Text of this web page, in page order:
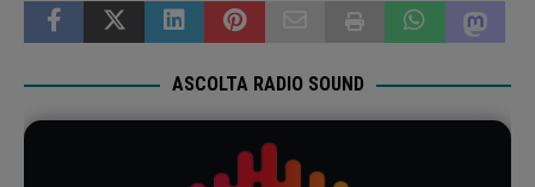
ASCOLTA RADIO SOUND